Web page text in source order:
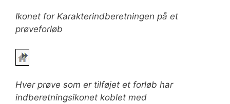
Ikonet for Karakterindberetningen på et
prøveforløb
Hver prøve som er tilføjet et forløb har
indberetningsikonet koblet med